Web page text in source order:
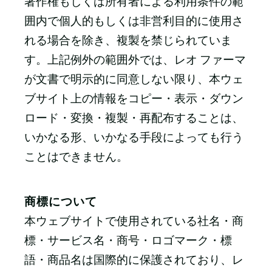
囲内で個人的もしくは非営利目的に使用さ
れる場合を除き、複製を禁じられていま
す。上記例外の範囲外では、レオ ファーマ
が文書で明示的に同意しない限り、本ウェ
ブサイト上の情報をコピー・表示・ダウン
ロード・変換・複製・再配布することは、
いかなる形、いかなる手段によっても行う
ことはできません。
商標について
本ウェブサイトで使用されている社名・商
標・サービス名・商号・ロゴマーク・標
語・商品名は国際的に保護されており、レ